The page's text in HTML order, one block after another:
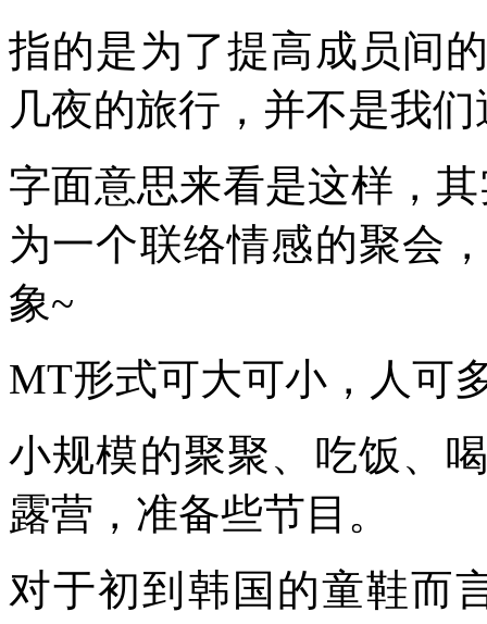
指的是为了提高成员间
几夜的旅行，并不是我
字面意思来看是这样，
为一个联络情感的聚会
象~
MT形式可大可小，人可
小规模的聚聚、吃饭、
露营，准备些节目。
对于初到韩国的童鞋而